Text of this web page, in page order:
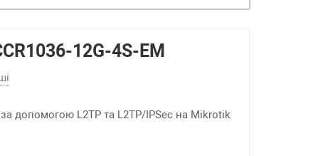
12G-4S-EM
допомогою L2TP та L2TP/IPSec на Mikrotik